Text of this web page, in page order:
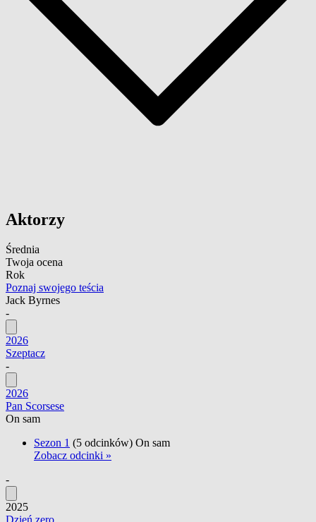
Aktorzy
Średnia
Twoja ocena
Rok
Poznaj swojego teścia
Jack Byrnes
-
2026
Szeptacz
-
2026
Pan Scorsese
On sam
Sezon 1 (5 odcinków) On sam
Zobacz odcinki »
-
2025
Dzień zero